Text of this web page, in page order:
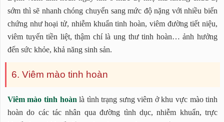
sớm thì sẽ nhanh chóng chuyển sang mức độ nặng với nhiều biến
chứng như hoại tử, nhiễm khuẩn tinh hoàn, viêm đường tiết niệu,
viêm tuyến tiền liệt, thậm chí là ung thư tinh hoàn… ảnh hưởng
đến sức khỏe, khả năng sinh sản.
6. Viêm mào tinh hoàn
Viêm mào tinh hoàn là tình trạng sưng viêm ở khu vực mào tinh
hoàn do các tác nhân qua đường tình dục, nhiễm khuẩn, trực